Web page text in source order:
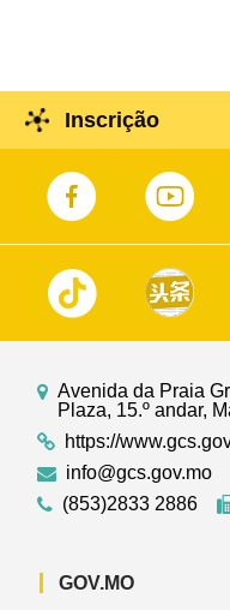
Inscrição
Avenida da Praia
Plaza, 15.º andar,
https://
info@gcs.gov.mo
(853)2833 2886
GOV.MO